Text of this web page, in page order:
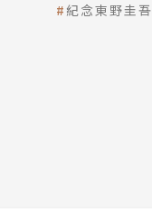
紀念東野圭吾